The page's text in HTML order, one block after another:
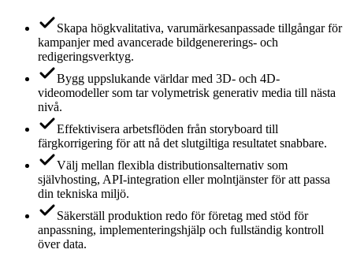
Skapa högkvalitativa, varumärkesanpassade tillgångar för
kampanjer med avancerade bildgenererings- och
redigeringsverktyg.
Bygg uppslukande världar med 3D- och 4D-
videomodeller som tar volymetrisk generativ media till nästa
nivå.
Effektivisera arbetsflöden från storyboard till
färgkorrigering för att nå det slutgiltiga resultatet snabbare.
Välj mellan flexibla distributionsalternativ som
självhosting, API-integration eller molntjänster för att passa
din tekniska miljö.
Säkerställ produktion redo för företag med stöd för
anpassning, implementeringshjälp och fullständig kontroll
över data.